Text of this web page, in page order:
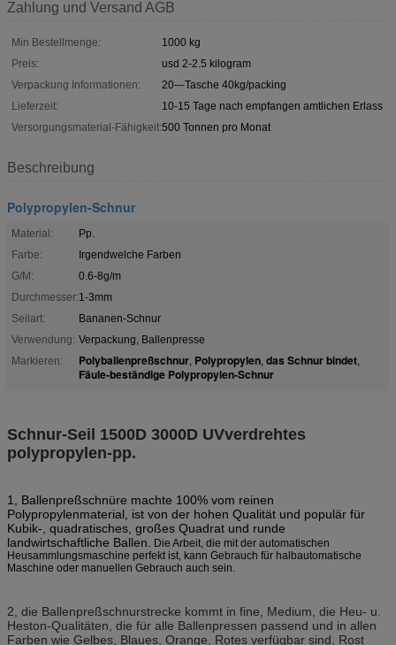
Zahlung und Versand AGB
Min Bestellmenge:
1000 kg
Preis:
usd 2-2.5 kilogram
Verpackung Informationen:
20---Tasche 40kg/packing
Lieferzeit:
10-15 Tage nach empfangen amtlichen Erlass
Versorgungsmaterial-Fähigkeit:500 Tonnen pro Monat
Beschreibung
Polypropylen-Schnur
Material:
Pp.
Farbe:
Irgendwelche Farben
G/M:
0.6-8g/m
Durchmesser:1-3mm
Seilart:
Bananen-Schnur
Verwendung: Verpackung, Ballenpresse
Markieren:
Polyballenpreßschnur, Polypropylen, das Schnur bindet,
Fäule-beständige Polypropylen-Schnur
Schnur-Seil 1500D 3000D UVverdrehtes
polypropylen-pp.
1, Ballenpreßschnüre machte 100% vom reinen
Polypropylenmaterial, ist von der hohen Qualität und populär für
Kubik-, quadratisches, großes Quadrat und runde
landwirtschaftliche Ballen.
Die Arbeit, die mit der automatischen
Heusammlungsmaschine perfekt ist, kann Gebrauch für halbautomatische
Maschine oder manuellen Gebrauch auch sein.
2, die Ballenpreßschnurstrecke kommt in fine, Medium, die Heu- u.
Heston-Qualitäten, die für alle Ballenpressen passend und in allen
Farben wie Gelbes, Blaues, Orange, Rotes verfügbar sind, Rost